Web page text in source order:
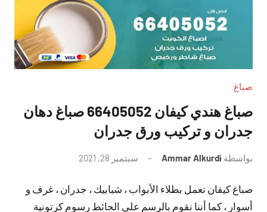
صباغ
صباغ هندي كيفان 66405052 صباغ دهان
جدران و تركيب ورق جدران
بواسطة Ammar Alkurdi سبتمبر 28, 2021
تعليقات
صباغ كيفان تعمل بطلاء الأبواب ، شبابيك ، جدران ، غرف و
أسوار ، كما أننا نقوم بالرسم على الحائط رسوم كرتونية